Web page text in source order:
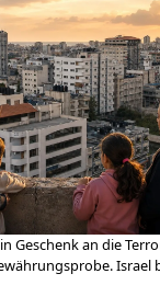
Geschenk an die
Israel